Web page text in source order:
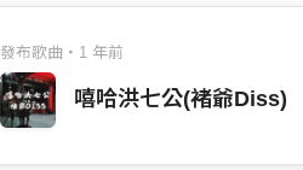
發布歌曲・1 年前
嘻哈洪七公(褚爺Diss)